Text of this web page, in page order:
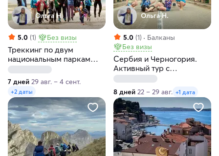
Ольга Н.
5.0 (1) Без визы
Треккинг по двум
национальным паркам
Черногории и отдых на
море
7 дней 29 авг. – 4 сент.
+2 даты
Ольга Н.
5.0 (1)
Балканы
Без визы
Сербия и Черногория.
Активный тур с
размещением в
коттеджах
8 дней 22 – 29 авг. +1 дата